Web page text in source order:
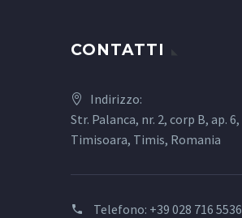
CONTATTI
Indirizzo:
Str. Palanca, nr. 2, corp B, ap. 6,
Timisoara, Timis, Romania
Telefono: +39 028 716 5536